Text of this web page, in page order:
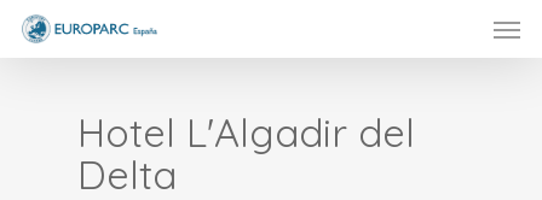
Skip
Hotel L'Algadir del
Delta